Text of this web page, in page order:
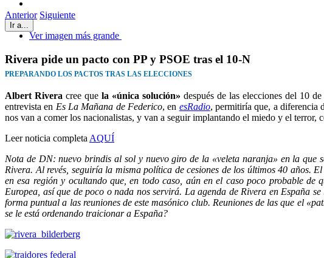
Ir a...
Anterior Siguiente
Ver imagen más grande
Rivera pide un pacto con PP y PSOE tras el 10-N
PREPARANDO LOS PACTOS TRAS LAS ELECCIONES
Albert Riveracree quela «única solución» después de las elecciones del 10
entrevista en Es La Mañana de Federico, en esRadio, permitiría que, a diferencia
nos van a comer los nacionalistas, y van a seguir implantando el miedo y el terror,
Leer noticia completaAQUÍ
Nota de DN: nuevo brindis al sol y nuevo giro de la «veleta naranja» en la que
Rivera. Al revés, seguiría la misma política de cesiones de los últimos 40 años.
en esa región y ocultando que, en todo caso, aún en el caso poco probable
Europea, así que de poco o nada nos servirá. La agenda de Rivera en España
forma puntual a las reuniones de este masónico club. Reuniones de las que el
se le está ordenando traicionar a España?